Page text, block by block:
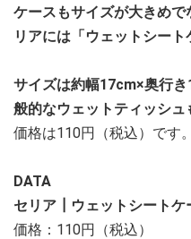
ケースもサイズが大きめ
リアには「ウェットシート
サイズは約幅17cm×奥行
般的なウェットティッシュ
価格は110円（税込）です。
DATA
セリア┃ウェットシートケ
価格：110円（税込）